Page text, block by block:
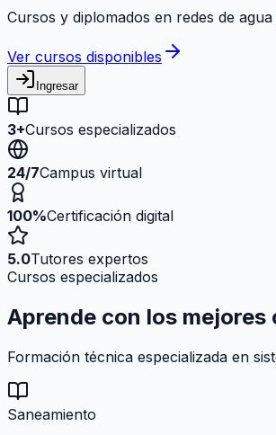
Cursos y diplomados en redes de
Ver cursos disponibles
Ingresar
3+Cursos especializados
24/7Campus virtual
100%Certificación digital
5.0Tutores expertos
Cursos especializados
Aprende con los mejores
Formación técnica especializada en
Saneamiento